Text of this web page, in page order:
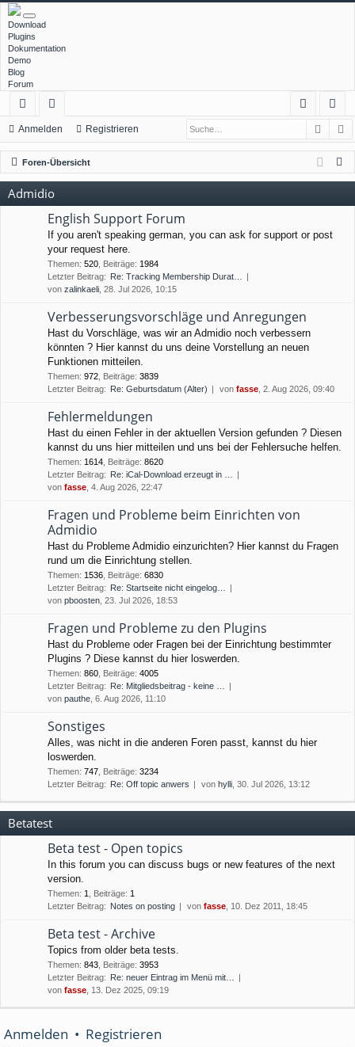
Download
Plugins
Dokumentation
Demo
Blog
Forum
ch
ne
llz
ug
or
en
m
el
ist
rie
Anmelden Registrieren
Foren-Übersicht
Admidio
English Support Forum
If you aren't speaking german, you can ask for support or post
your request here.
Themen: 520 Beiträge: 1984
Letzter Beitrag: Re: Tracking Membership Durat…
von zalinkaeli , 28. Jul 2026, 10:15
Verbesserungsvorschläge und Anregungen
Hast du Vorschläge, was wir an Admidio noch verbessern
könnten ? Hier kannst du uns deine Vorstellung an neuen
Funktionen mitteilen.
Themen: 972 Beiträge: 3839
Letzter Beitrag: Re: Geburtsdatum (Alter) von fasse , 2. Aug 2026, 09:40
Fehlermeldungen
Hast du einen Fehler in der aktuellen Version gefunden ? Diesen
kannst du uns hier mitteilen und uns bei der Fehlersuche helfen.
Themen: 1614 Beiträge: 8620
Letzter Beitrag: Re: iCal-Download erzeugt in …
von fasse , 4. Aug 2026, 22:47
Fragen und Probleme beim Einrichten von
Admidio
Hast du Probleme Admidio einzurichten? Hier kannst du Fragen
rund um die Einrichtung stellen.
Themen: 1536 Beiträge: 6830
Letzter Beitrag: Re: Startseite nicht eingelog…
von pboosten , 23. Jul 2026, 18:53
Fragen und Probleme zu den Plugins
Hast du Probleme oder Fragen bei der Einrichtung bestimmter
Plugins ? Diese kannst du hier loswerden.
Themen: 860 Beiträge: 4005
Letzter Beitrag: Re: Mitgliedsbeitrag - keine …
von pauthe , 6. Aug 2026, 11:10
Sonstiges
Alles, was nicht in die anderen Foren passt, kannst du hier
loswerden.
Themen: 747 Beiträge: 3234
Letzter Beitrag: Re: Off topic anwers von hylli , 30. Jul 2026, 13:12
Betatest
Beta test - Open topics
In this forum you can discuss bugs or new features of the next
version.
Themen: 1 Beiträge: 1
Letzter Beitrag: Notes on posting von fasse , 10. Dez 2011, 18:45
Beta test - Archive
Topics from older beta tests.
Themen: 843 Beiträge: 3953
Letzter Beitrag: Re: neuer Eintrag im Menü mit…
von fasse , 13. Dez 2025, 09:19
Anmelden • Registrieren